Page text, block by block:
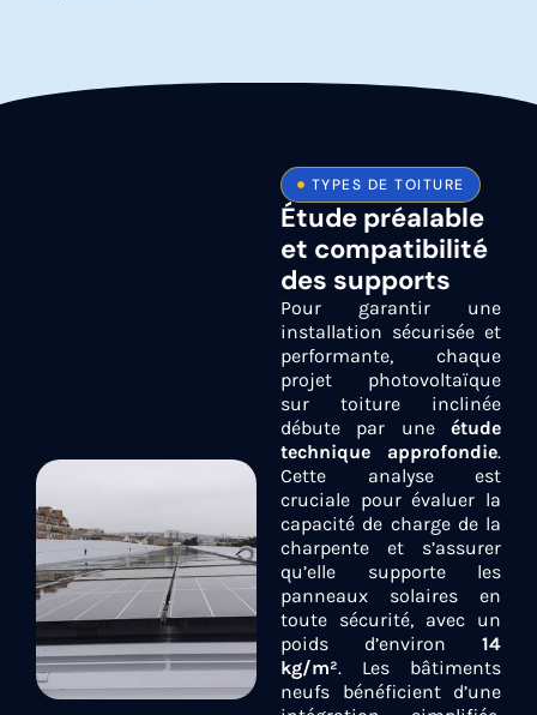
TYPES DE TOITURE
Étude préalable
et compatibilité
des supports
Pour garantir une
installation sécurisée et
performante, chaque
projet photovoltaïque
sur toiture inclinée
débute par une étude
technique approfondie.
Cette analyse est
cruciale pour évaluer la
capacité de charge de la
charpente et s’assurer
qu’elle supporte les
panneaux solaires en
toute sécurité, avec un
poids d’environ 14
kg/m². Les bâtiments
neufs bénéficient d’une